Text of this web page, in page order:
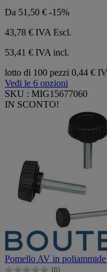
Da 51,50 € -15%
43,78 € IVA Escl.
53,41 € IVA incl.
lotto di 100 pezzi 0,44 €
Vedi le 6 opzioni
SKU : MIG15677060
IN SCONTO!
Pomello AV in